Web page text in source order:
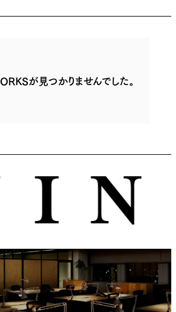
が見つかりませんでした。